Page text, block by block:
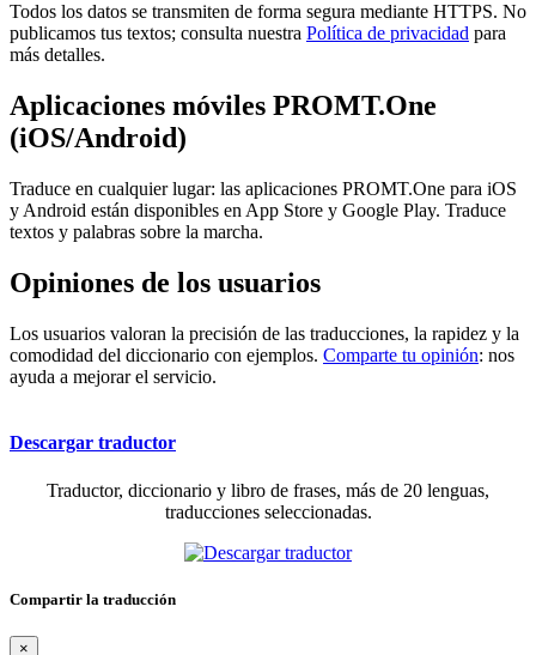
Todos los datos se transmiten de forma segura mediante HTTPS. No
publicamos tus textos; consulta nuestra Política de privacidad para
más detalles.
Aplicaciones móviles PROMT.One
(iOS/Android)
Traduce en cualquier lugar: las aplicaciones PROMT.One para iOS
y Android están disponibles en App Store y Google Play. Traduce
textos y palabras sobre la marcha.
Opiniones de los usuarios
Los usuarios valoran la precisión de las traducciones, la rapidez y la
comodidad del diccionario con ejemplos. Comparte tu opinión: nos
ayuda a mejorar el servicio.
Descargar traductor
Traductor, diccionario y libro de frases, más de 20 lenguas,
traducciones seleccionadas.
Compartir la traducción
×